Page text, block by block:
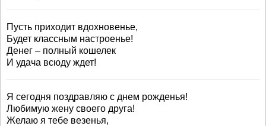
Пусть приходит вдохновенье,
Будет классным настроенье!
Денег – полный кошелек
И удача всюду ждет!
Я сегодня поздравляю с днем рожденья!
Любимую жену своего друга!
Желаю я тебе везенья,